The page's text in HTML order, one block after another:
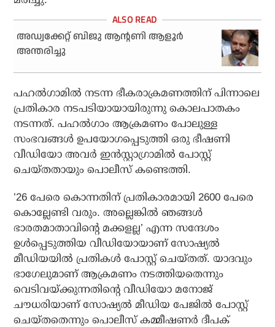
അഡ്വക്കേറ്റ് ബിജു ആന്റണി ആളൂർ
അന്തരിച്ചു
പഹല്‍ഗാമില്‍ നടന്ന ഭീകരാക്രമണത്തിന് പിന്നാലെ
പ്രതികാര നടപടിയായായിരുന്നു കൊലപാതകം
നടന്നത്. പഹല്‍ഗാം ആക്രമണം പോലുള്ള
സംഭവങ്ങള്‍ ഉപയോഗപ്പെടുത്തി ഒരു ഭീഷണി
വീഡിയോ അവര്‍ ഇന്‍സ്റ്റാഗ്രാമില്‍ പോസ്റ്റ്
ചെയ്തതായും പൊലീസ് കണ്ടെത്തി.
’26 പേരെ കൊന്നതിന് പ്രതികാരമായി 2600 പേരെ
കൊല്ലേണ്ടി വരും. അല്ലെങ്കില്‍ ഞങ്ങള്‍
ഭാരതമാതാവിന്റെ മക്കളല്ല’ എന്ന സന്ദേശം
ഉള്‍പ്പെടുത്തിയ വീഡിയോയാണ് സോഷ്യല്‍
മീഡിയയില്‍ പ്രതികള്‍ പോസ്റ്റ് ചെയ്തത്. യാദവും
ഭാഗേലുമാണ് ആക്രമണം നടത്തിയതെന്നും
വെടിവയ്ക്കുന്നതിന്റെ വീഡിയോ മനോജ്
ചൗധരിയാണ് സോഷ്യല്‍ മീഡിയ പേജില്‍ പോസ്റ്റ്
ചെയ്തതെന്നും പൊലീസ് കമ്മീഷണര്‍ ദീപക്